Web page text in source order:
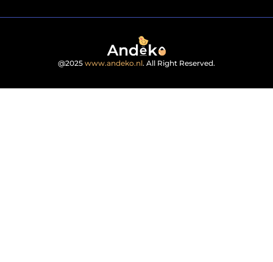
@2025 www.andeko.nl. All Right Reserved.